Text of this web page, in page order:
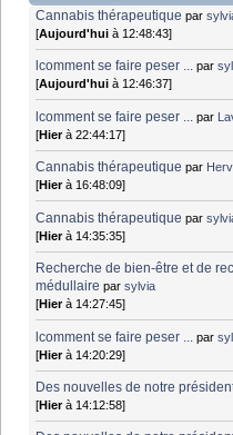
Cannabis thérapeutique par
[Aujourd'hui à 12:48:43]
lcomment se faire peser ... par
[Aujourd'hui à 12:46:37]
lcomment se faire peser ... par
[Hierà 22:44:17]
Cannabis thérapeutique par
[Hierà 16:48:09]
Cannabis thérapeutique par
[Hierà 14:35:35]
Recherche de bien-être et de
médullaire parsylvia
[Hierà 14:27:45]
lcomment se faire peser ... par
[Hierà 14:20:29]
Des nouvelles de notre
[Hierà 14:12:58]